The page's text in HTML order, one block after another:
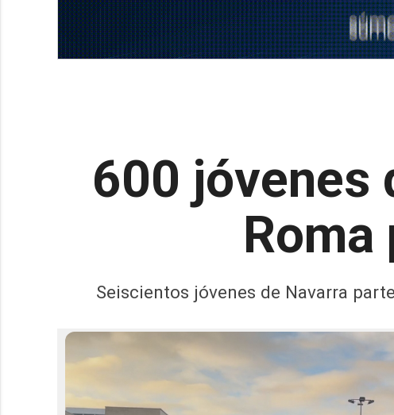
600 jóvenes
Seiscientos jóvenes de Navarra